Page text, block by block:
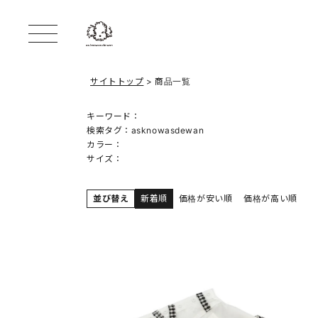
サイトトップ 商品一覧
キーワード：
検索タグ： asknowasdewan
カラー：
サイズ：
並び替え 新着順 価格が安い順 価格が高い順